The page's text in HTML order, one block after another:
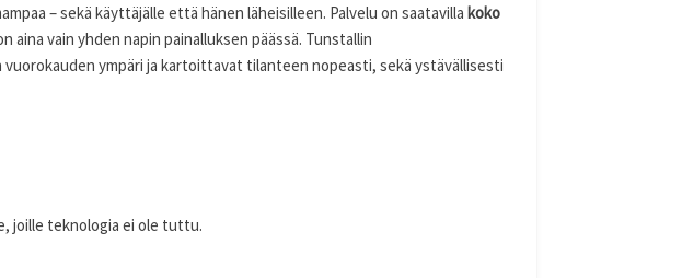
– sekä käyttäjälle että hänen läheisilleen. Palvelu on saatavilla koko
aina vain yhden napin painalluksen päässä. Tunstallin
ympäri ja kartoittavat tilanteen nopeasti, sekä ystävällisesti
joille teknologia ei ole tuttu.